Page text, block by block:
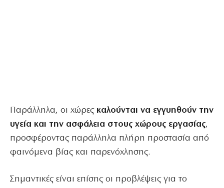
Παράλληλα, οι χώρες καλούνται να εγγυηθούν την
υγεία και την ασφάλεια στους χώρους εργασίας,
προσφέροντας παράλληλα πλήρη προστασία από
φαινόμενα βίας και παρενόχλησης.
Σημαντικές είναι επίσης οι προβλέψεις για το